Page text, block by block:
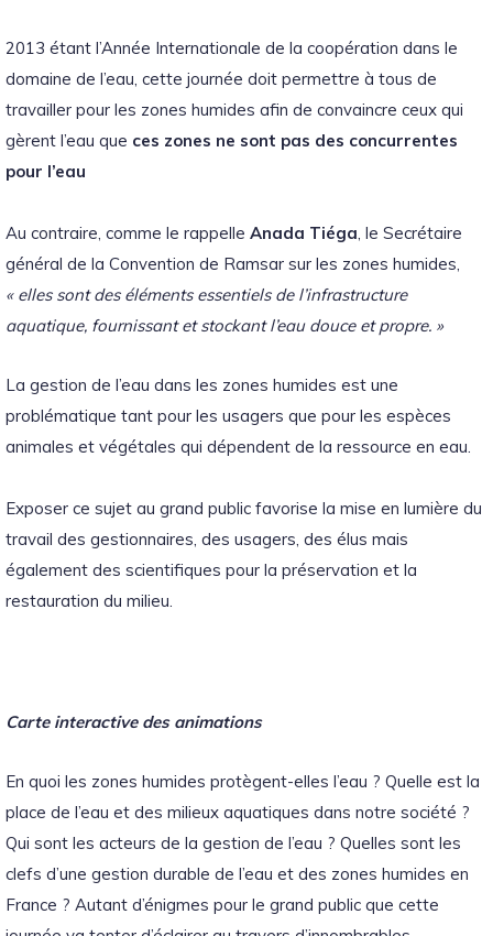
2013 étant l’Année Internationale de la coopération dans le
domaine de l’eau, cette journée doit permettre à tous de
travailler pour les zones humides afin de convaincre ceux qui
gèrent l’eau que ces zones ne sont pas des concurrentes
pour l’eau
Au contraire, comme le rappelle Anada Tiéga, le Secrétaire
général de la Convention de Ramsar sur les zones humides,
« elles sont des éléments essentiels de l’infrastructure
aquatique, fournissant et stockant l’eau douce et propre. »
La gestion de l’eau dans les zones humides est une
problématique tant pour les usagers que pour les espèces
animales et végétales qui dépendent de la ressource en eau.
Exposer ce sujet au grand public favorise la mise en lumière du
travail des gestionnaires, des usagers, des élus mais
également des scientifiques pour la préservation et la
restauration du milieu.
Carte interactive des animations
En quoi les zones humides protègent-elles l’eau ? Quelle est la
place de l’eau et des milieux aquatiques dans notre société ?
Qui sont les acteurs de la gestion de l’eau ? Quelles sont les
clefs d’une gestion durable de l’eau et des zones humides en
France ? Autant d’énigmes pour le grand public que cette